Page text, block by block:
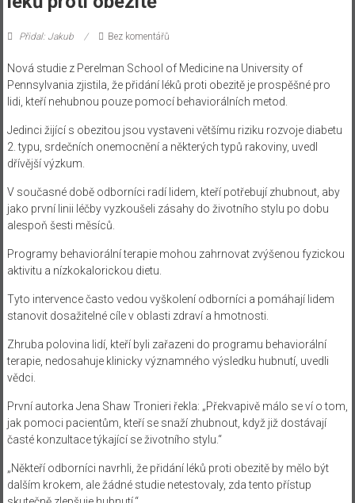
Přidal: Jakub Bez komentářů
Nová studie z Perelman School of Medicine na University of
Pennsylvania zjistila, že přidání léků proti obezitě je prospěšné pro
lidi, kteří nehubnou pouze pomocí behaviorálních metod.
Jedinci žijící s obezitou jsou vystaveni většímu riziku rozvoje diabetu
2. typu, srdečních onemocnění a některých typů rakoviny, uvedl
dřívější výzkum.
V současné době odborníci radí lidem, kteří potřebují zhubnout, aby
jako první linii léčby vyzkoušeli zásahy do životního stylu po dobu
alespoň šesti měsíců.
Programy behaviorální terapie mohou zahrnovat zvýšenou fyzickou
aktivitu a nízkokalorickou dietu.
Tyto intervence často vedou vyškolení odborníci a pomáhají lidem
stanovit dosažitelné cíle v oblasti zdraví a hmotnosti.
Zhruba polovina lidí, kteří byli zařazeni do programu behaviorální
terapie, nedosahuje klinicky významného výsledku hubnutí, uvedli
vědci.
První autorka Jena Shaw Tronieri řekla: „Překvapivě málo se ví o tom,
jak pomoci pacientům, kteří se snaží zhubnout, když již dostávají
časté konzultace týkající se životního stylu.“
„Někteří odborníci navrhli, že přidání léků proti obezitě by mělo být
dalším krokem, ale žádné studie netestovaly, zda tento přístup